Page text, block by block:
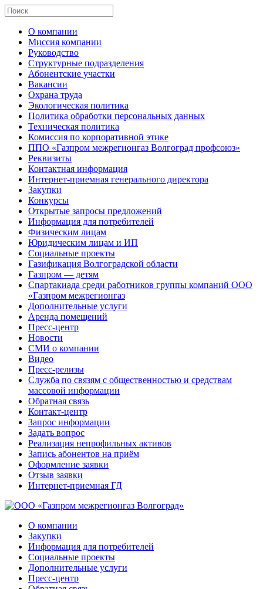
О компании
Миссия компании
Руководство
Структурные подразделения
Абонентские участки
Вакансии
Охрана труда
Экологическая политика
Политика обработки персональных данных
Техническая политика
Комиссия по корпоративной этике
ППО «Газпром межрегионгаз Волгоград профсоюз»
Реквизиты
Контактная информация
Интернет-приемная генерального директора
Закупки
Конкурсы
Открытые запросы предложений
Информация для потребителей
Физическим лицам
Юридическим лицам и ИП
Социальные проекты
Газификация Волгоградской области
Газпром — детям
Спартакиада среди работников группы компаний ООО
«Газпром межрегионгаз
Дополнительные услуги
Аренда помещений
Пресс-центр
Новости
СМИ о компании
Видео
Пресс-релизы
Служба по связям с общественностью и средствам
массовой информации
Обратная связь
Контакт-центр
Запрос информации
Задать вопрос
Реализация непрофильных активов
Запись абонентов на приём
Оформление заявки
Отзыв заявки
Интернет-приемная ГД
О компании
Закупки
Информация для потребителей
Социальные проекты
Дополнительные услуги
Пресс-центр